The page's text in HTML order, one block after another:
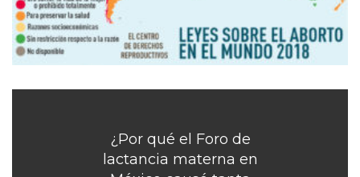
¿Por qué el Foro de
lactancia materna en